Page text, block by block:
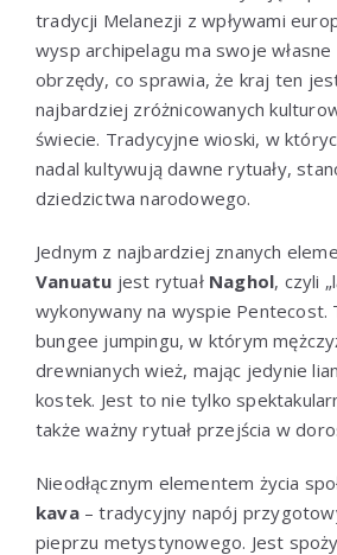
tradycji Melanezji z wpływami
wysp archipelagu ma swoje
obrzędy, co sprawia, że kraj ten
najbardziej zróżnicowanych
świecie. Tradycyjne wioski, w
nadal kultywują dawne rytuały,
dziedzictwa narodowego.
Jednym z najbardziej znanych
Vanuatu jest rytuał Naghol, czyli
wykonywany na wyspie
bungee jumpingu, w którym
drewnianych wież, mając jedynie
kostek. Jest to nie tylko
także ważny rytuał przejścia w
Nieodłącznym elementem życia
kava– tradycyjny napój
pieprzu metystynowego. Jest